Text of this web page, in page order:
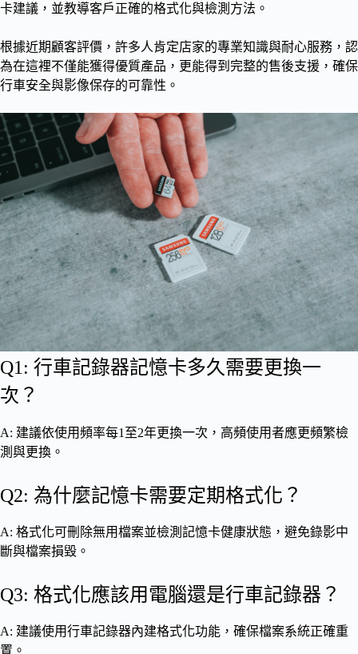
卡建議，並教導客戶正確的格式化與檢測方法。
根據近期顧客評價，許多人肯定店家的專業知識與耐心服務，認
為在這裡不僅能獲得優質產品，更能得到完整的售後支援，確保
行車安全與影像保存的可靠性。
Q1: 行車記錄器記憶卡多久需要更換一
次？
A: 建議依使用頻率每1至2年更換一次，高頻使用者應更頻繁檢
測與更換。
Q2: 為什麼記憶卡需要定期格式化？
A: 格式化可刪除無用檔案並檢測記憶卡健康狀態，避免錄影中
斷與檔案損毀。
Q3: 格式化應該用電腦還是行車記錄器？
A: 建議使用行車記錄器內建格式化功能，確保檔案系統正確重
置。